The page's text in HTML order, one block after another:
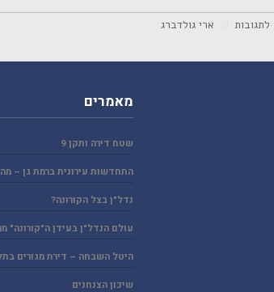
לתגובות ארי גולדברג
מאמרים
שטח דירה ותקן 9
התחדשות עירונית ברמת גן –
נדל"ן בצל הקורונה?
עולם הנדל"ן בעידן ה"קורונה"
היטל השבחה – דירת מגורים
שיכון הצנחנים